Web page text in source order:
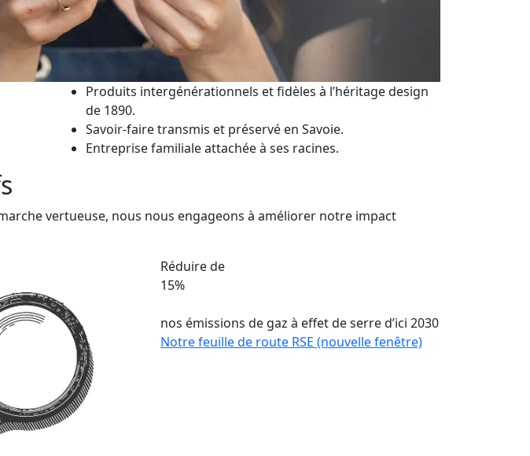
Produits intergénérationnels et fidèles à l’héritage design
de 1890.
Savoir-faire transmis et préservé en Savoie.
Entreprise familiale attachée à ses racines.
vertueuse, nous nous engageons à améliorer notre impact
Réduire de
15%
nos émissions de gaz à effet de serre d’ici 2030
Notre feuille de route RSE (nouvelle fenêtre)